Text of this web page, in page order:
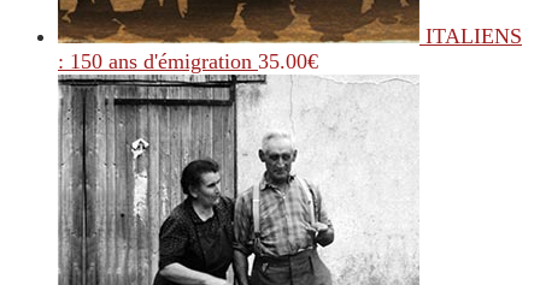
ITALIENS
: 150 ans d'émigration 35.00€